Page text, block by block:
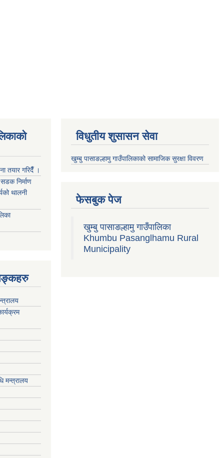
तयार गरिदैँ ।
निर्माण
थालनी
मन्त्रालय
विधुतीय शुसासन सेवा
खुम्बु पासाङल्हामु गाउँपालिकाको सामाजिक सुरक्षा विवरण
फेसबुक पेज
खुम्बु पासाङल्हामु गाउँपालिका
Khumbu Pasanglhamu Rural
Municipality